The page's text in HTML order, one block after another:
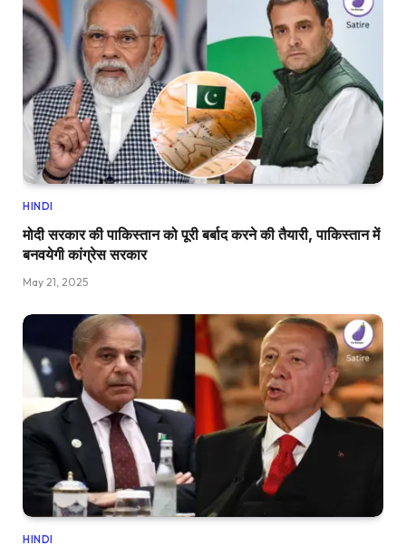
HINDI
मोदी सरकार की पाकिस्तान को पूरी बर्बाद करने की तैयारी, पाकिस्तान में
बनवयेगी कांग्रेस सरकार
May 21, 2025
HINDI